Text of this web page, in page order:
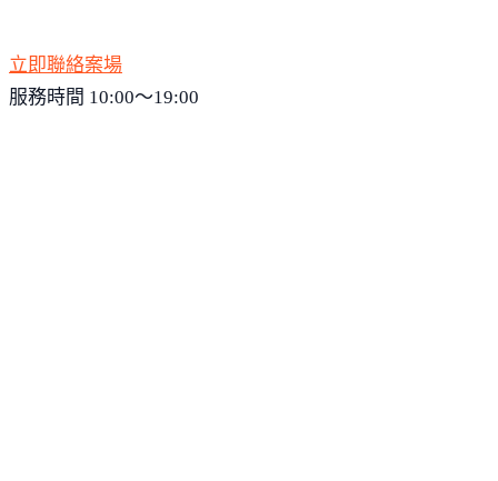
立即聯絡案場
服務時間 10:00～19:00